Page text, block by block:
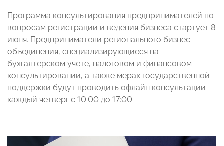
Программа консультирования предпринимателей по
вопросам регистрации и ведения бизнеса стартует 8
июня. Предприниматели регионального бизнес-
объединения, специализирующиеся на
бухгалтерском учете, налоговом и финансовом
консультировании, а также мерах государственной
поддержки будут проводить офлайн консультации
каждый четверг с 10:00 до 17:00.